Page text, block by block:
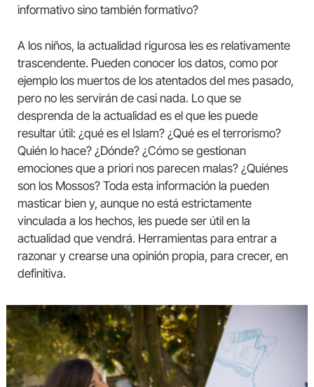
informativo sino también formativo?
A los niños, la actualidad rigurosa les es relativamente
trascendente. Pueden conocer los datos, como por
ejemplo los muertos de los atentados del mes pasado,
pero no les servirán de casi nada. Lo que se
desprenda de la actualidad es el que les puede
resultar útil: ¿qué es el Islam? ¿Qué es el terrorismo?
Quién lo hace? ¿Dónde? ¿Cómo se gestionan
emociones que a priori nos parecen malas? ¿Quiénes
son los Mossos? Toda esta información la pueden
masticar bien y, aunque no está estrictamente
vinculada a los hechos, les puede ser útil en la
actualidad que vendrá. Herramientas para entrar a
razonar y crearse una opinión propia, para crecer, en
definitiva.